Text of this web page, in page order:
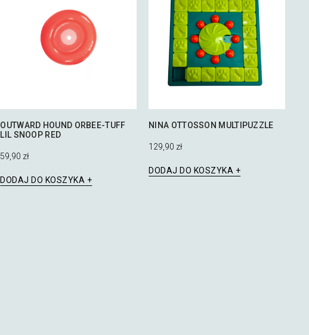
OUTWARD HOUND ORBEE-TUFF
LIL SNOOP RED
59,90 zł
DODAJ DO KOSZYKA
NINA OTTOSSON MULTIPUZZLE
129,90 zł
DODAJ DO KOSZYKA